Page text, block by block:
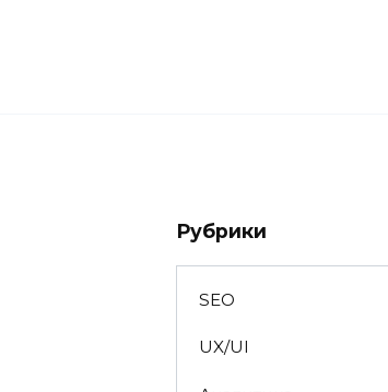
Рубрики
SEO
UX/UI